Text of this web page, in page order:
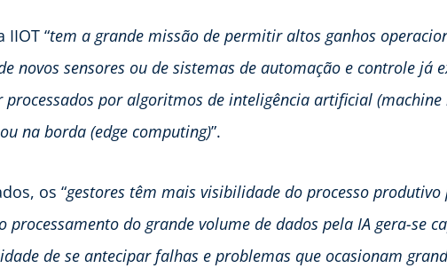
IIOT “tem a grande missão de permitir altos ganhos
novos sensores ou de sistemas de automação e controle já
processados por algoritmos de inteligência artificial (machine
na borda (edge computing)”.
os “gestores têm mais visibilidade do processo
do grande volume de dados pela IA gera-se
de se antecipar falhas e problemas que ocasionam